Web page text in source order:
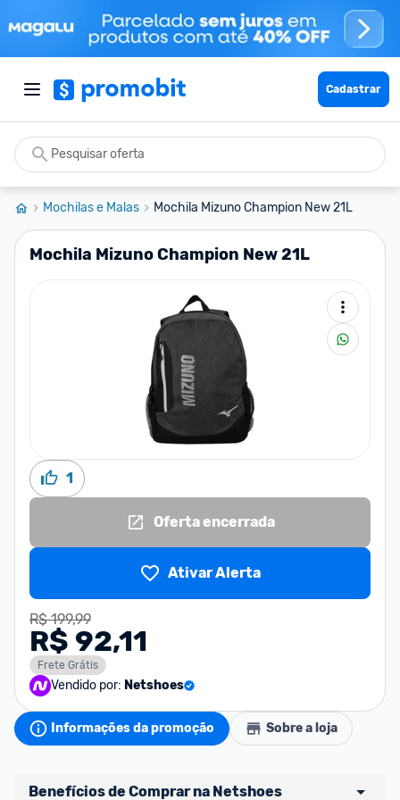
Cadastrar
Mochilas e Malas Mochila Mizuno Champion New 21L
Mochila Mizuno Champion New 21L
1
Oferta encerrada
Ativar Alerta
R$ 199,99
R$ 92,11
Frete Grátis
Vendido por: Netshoes
Informações da promoção Sobre a loja
Benefícios de Comprar na Netshoes